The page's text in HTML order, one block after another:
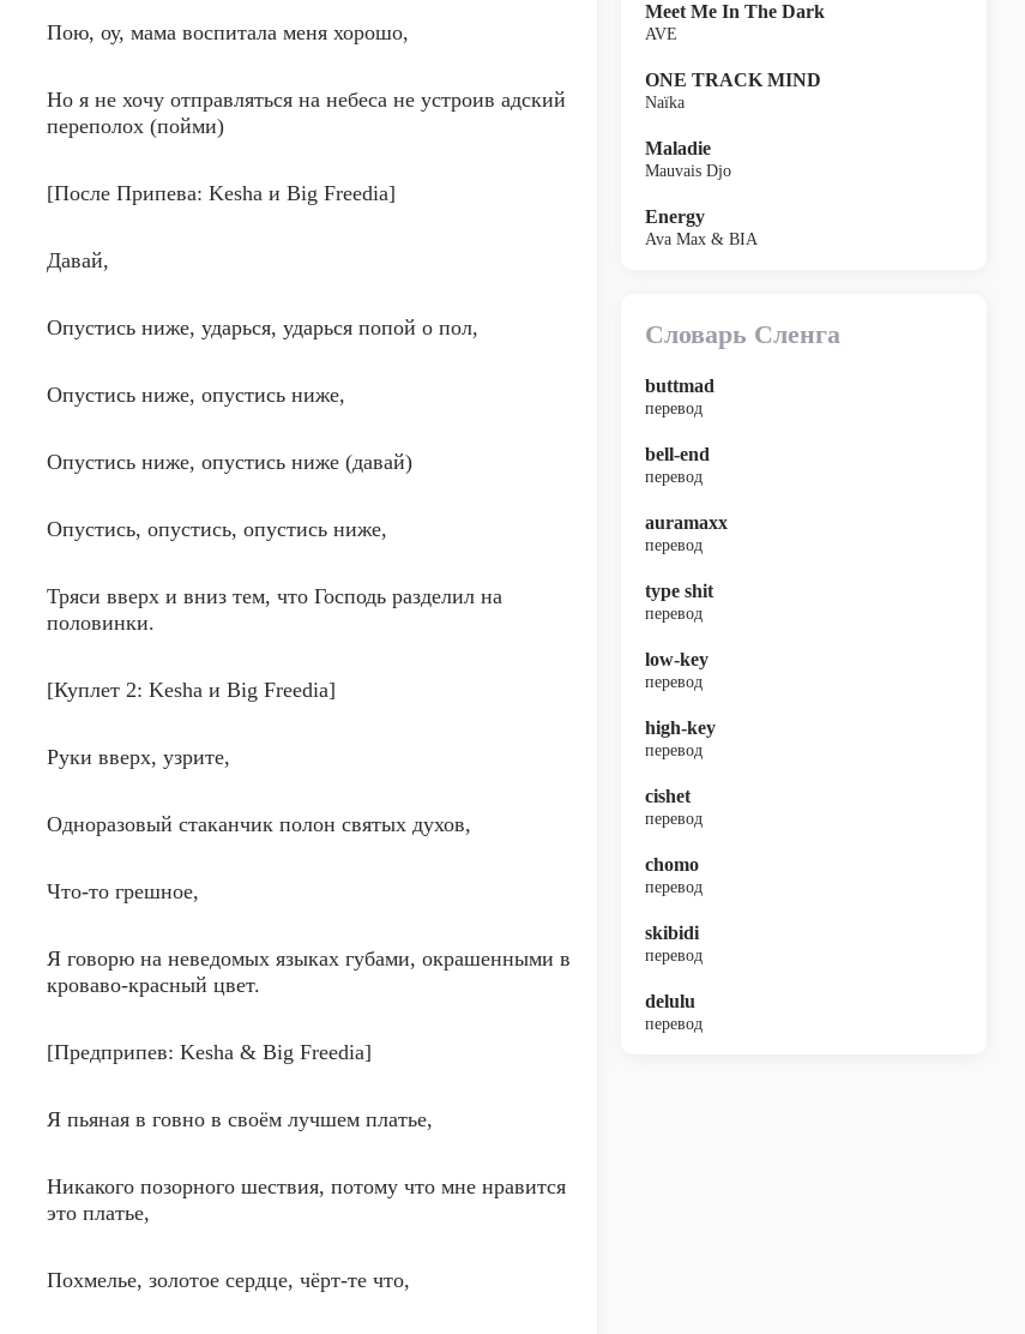
Пою, оу, мама воспитала меня хорошо,
Но я не хочу отправляться на небеса не устроив адский
переполох (пойми)
[После Припева: Kesha и Big Freedia]
Давай,
Опустись ниже, ударься, ударься попой о пол,
Опустись ниже, опустись ниже,
Опустись ниже, опустись ниже (давай)
Опустись, опустись, опустись ниже,
Тряси вверх и вниз тем, что Господь разделил на
половинки.
[Куплет 2: Kesha и Big Freedia]
Руки вверх, узрите,
Одноразовый стаканчик полон святых духов,
Что-то грешное,
Я говорю на неведомых языках губами, окрашенными в
кроваво-красный цвет.
[Предприпев: Kesha & Big Freedia]
Я пьяная в говно в своём лучшем платье,
Никакого позорного шествия, потому что мне нравится
это платье,
Похмелье, золотое сердце, чёрт-те что,
Meet Me In The Dark
AVE
ONE TRACK MIND
Naïka
Maladie
Mauvais Djo
Energy
Ava Max & BIA
Словарь Сленга
buttmad
перевод
bell-end
перевод
auramaxx
перевод
type shit
перевод
low-key
перевод
high-key
перевод
cishet
перевод
chomo
перевод
skibidi
перевод
delulu
перевод